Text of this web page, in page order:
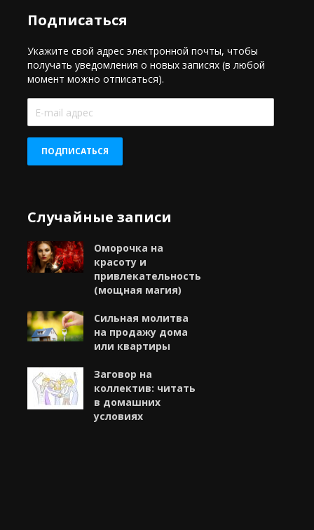
Подписаться
Укажите свой адрес электронной почты, чтобы
получать уведомления о новых записях (в любой
момент можно отписаться).
mail
ПОДПИСАТЬСЯ
Случайные записи
Оморочка на
красоту и
привлекательность
(мощная магия)
Сильная молитва
на продажу дома
или квартиры
Заговор на
коллектив: читать
в домашних
условиях